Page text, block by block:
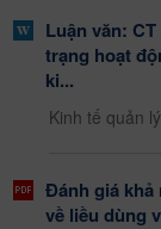
Luận văn:
trạng hoạt
ki...
Kinh tế quản lý
Đánh giá khả
về liều dùng